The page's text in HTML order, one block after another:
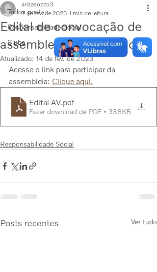
Todos posts
Responsabilidade Social
Clube
Edital de convocação de
assembleia de associados
arizasozzo3
7 de fev. de 2023 1 min de leitura
Atualizado: 14 de fev. de 2023
Acesse o link para participar da
assembleia: Clique aqui.
Edital AV.pdf
Fazer download de PDF • 338KB
Responsabilidade Social
Posts recentes Ver tudo